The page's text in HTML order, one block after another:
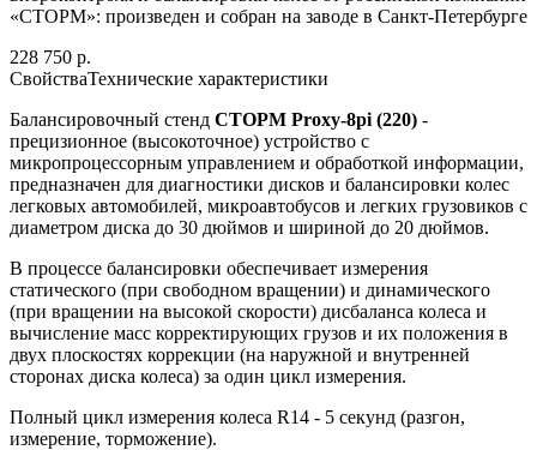
«СТОРМ»: произведен и собран на заводе в Санкт-Петербурге
228 750 р.
СвойстваТехнические характеристики
Балансировочный стенд СТОРМ Proxy-8pi (220) -
прецизионное (высокоточное) устройство с
микропроцессорным управлением и обработкой информации,
предназначен для диагностики дисков и балансировки колес
легковых автомобилей, микроавтобусов и легких грузовиков с
диаметром диска до 30 дюймов и шириной до 20 дюймов.
В процессе балансировки обеспечивает измерения
статического (при свободном вращении) и динамического
(при вращении на высокой скорости) дисбаланса колеса и
вычисление масс корректирующих грузов и их положения в
двух плоскостях коррекции (на наружной и внутренней
сторонах диска колеса) за один цикл измерения.
Полный цикл измерения колеса R14 - 5 секунд (разгон,
измерение, торможение).